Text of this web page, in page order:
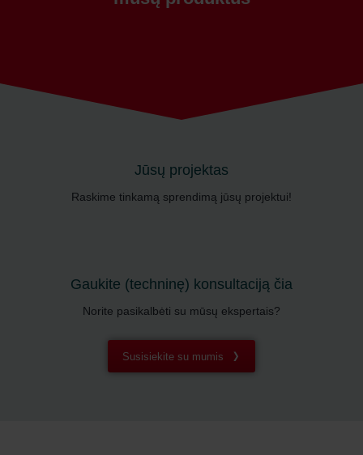
Jūsų projektas
Raskime tinkamą sprendimą jūsų projektui!
Gaukite (techninę) konsultaciją čia
Norite pasikalbėti su mūsų ekspertais?
Susisiekite su mumis